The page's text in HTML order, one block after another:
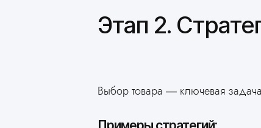
Этап 2.
Выбор товара — ключевая